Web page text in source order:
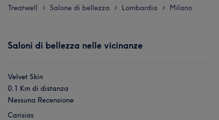
Treatwell > Salone di bellezza > Lombardia > Milano
Saloni di bellezza nelle vicinanze
Velvet Skin
0,1 Km di distanza
Nessuna Recensione
Carisias